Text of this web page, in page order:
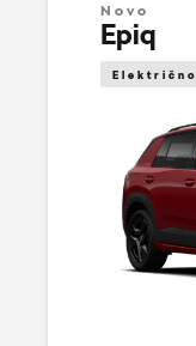
Novo
Epiq
Električno